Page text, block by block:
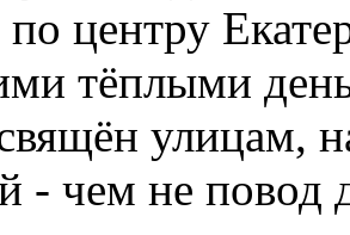
по центру
тёплыми
улицам,
- чем не повод